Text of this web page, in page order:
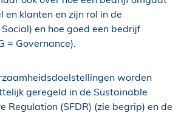
en klanten en zijn rol in de
en hoe goed een bedrijf
= Governance).
worden
geregeld in de Sustainable
Regulation (SFDR) (zie begrip) en de